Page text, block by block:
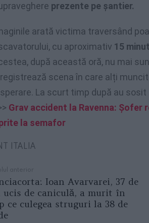
prezente pe șantier.
arată victima traversând
cu aproximativ 15
după această oră, nu mai
scena în care alți
La scurt timp după au sosit
Grav accident la Ravenna: Șofer
la semafor
ITALIA
anterior
Ioan Avarvarei, 37 de
ucis de caniculă, a murit în
ce culegea struguri la 38 de